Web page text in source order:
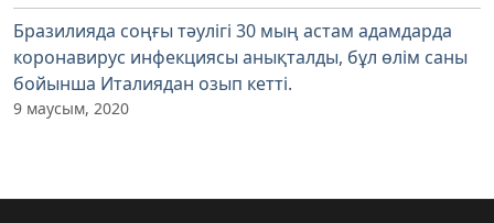
Бразилияда соңғы тәулігі 30 мың астам адамдарда
коронавирус инфекциясы анықталды, бұл өлім саны
бойынша Италиядан озып кетті.
9 маусым, 2020